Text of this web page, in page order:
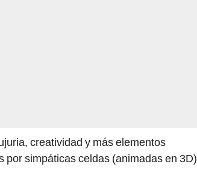
creatividad y más elementos
por simpáticas celdas (animadas en 3D)